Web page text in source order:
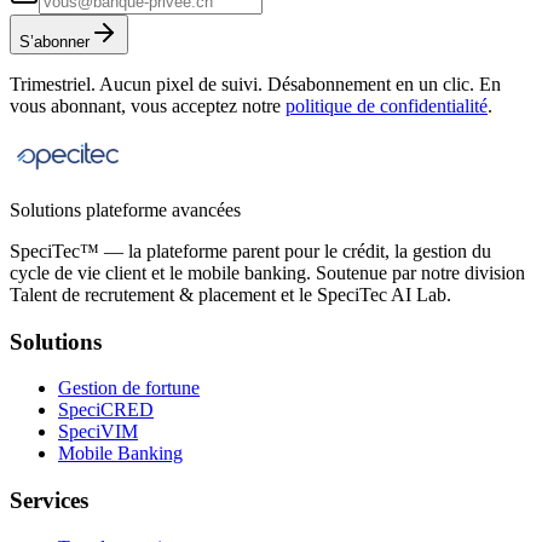
S’abonner
Trimestriel. Aucun pixel de suivi. Désabonnement en un clic. En
vous abonnant, vous acceptez notre politique de confidentialité.
Solutions plateforme avancées
SpeciTec™ — la plateforme parent pour le crédit, la gestion du
cycle de vie client et le mobile banking. Soutenue par notre division
Talent de recrutement & placement et le SpeciTec AI Lab.
Solutions
Gestion de fortune
SpeciCRED
SpeciVIM
Mobile Banking
Services